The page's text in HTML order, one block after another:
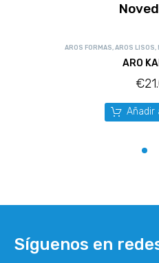
AROS FORMAS, AROS LISOS,
ARO
€
Añadir
Síguenos en